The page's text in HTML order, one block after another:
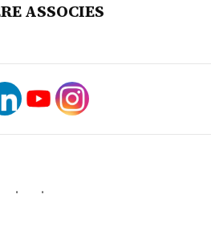
ASSOCIES
· ·